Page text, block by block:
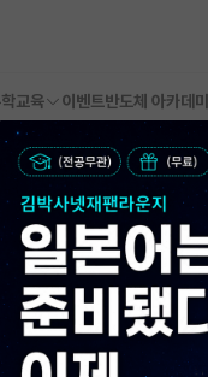
교육 이벤트반도체 아카데미